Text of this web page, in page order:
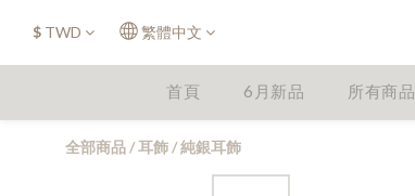
$ TWD 繁體中文
首頁 6月新品 所有商品
全部商品/耳飾/純銀耳飾